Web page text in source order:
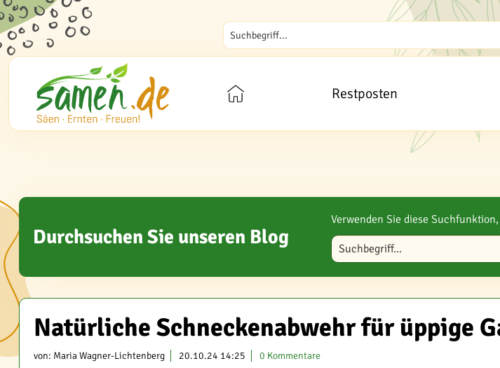
Restposten
Durchsuchen Sie unseren Blog
Verwenden Sie diese
Blog durchsuchen
Natürliche Schneckenabwehr für üppige
von: Maria Wagner-Lichtenberg 20.10.24 14:25 0 Kommentare